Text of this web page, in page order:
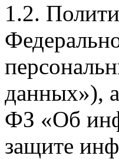
1.2.
данных»),
ФЗ «Об
защите